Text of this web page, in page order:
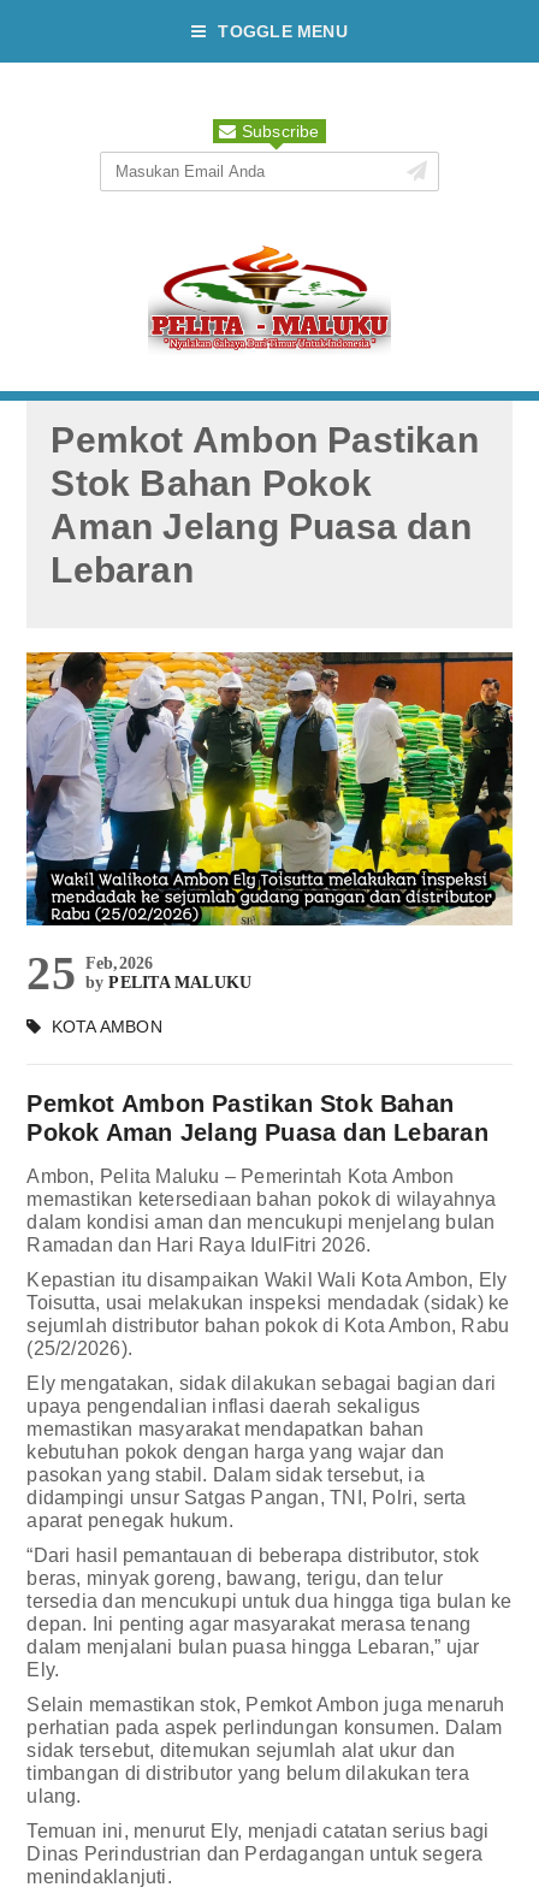
TOGGLE MENU
Subscribe
Pemkot Ambon Pastikan
Stok Bahan Pokok
Aman Jelang Puasa dan
Lebaran
25 Feb,2026
byPELITA MALUKU
KOTA AMBON
Pemkot Ambon Pastikan Stok Bahan
Pokok Aman Jelang Puasa dan Lebaran
Ambon, Pelita Maluku – Pemerintah Kota Ambon
memastikan ketersediaan bahan pokok di wilayahnya
dalam kondisi aman dan mencukupi menjelang bulan
Ramadan dan Hari Raya IdulFitri 2026.
Kepastian itu disampaikan Wakil Wali Kota Ambon, Ely
Toisutta, usai melakukan inspeksi mendadak (sidak) ke
sejumlah distributor bahan pokok di Kota Ambon, Rabu
(25/2/2026).
Ely mengatakan, sidak dilakukan sebagai bagian dari
upaya pengendalian inflasi daerah sekaligus
memastikan masyarakat mendapatkan bahan
kebutuhan pokok dengan harga yang wajar dan
pasokan yang stabil. Dalam sidak tersebut, ia
didampingi unsur Satgas Pangan, TNI, Polri, serta
aparat penegak hukum.
“Dari hasil pemantauan di beberapa distributor, stok
beras, minyak goreng, bawang, terigu, dan telur
tersedia dan mencukupi untuk dua hingga tiga bulan ke
depan. Ini penting agar masyarakat merasa tenang
dalam menjalani bulan puasa hingga Lebaran,” ujar
Ely.
Selain memastikan stok, Pemkot Ambon juga menaruh
perhatian pada aspek perlindungan konsumen. Dalam
sidak tersebut, ditemukan sejumlah alat ukur dan
timbangan di distributor yang belum dilakukan tera
ulang.
Temuan ini, menurut Ely, menjadi catatan serius bagi
Dinas Perindustrian dan Perdagangan untuk segera
menindaklanjuti.